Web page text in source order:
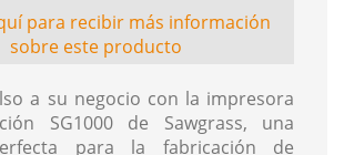
para recibir más información
sobre este producto
a su negocio con la impresora
SG1000 de Sawgrass, una
para la fabricación de